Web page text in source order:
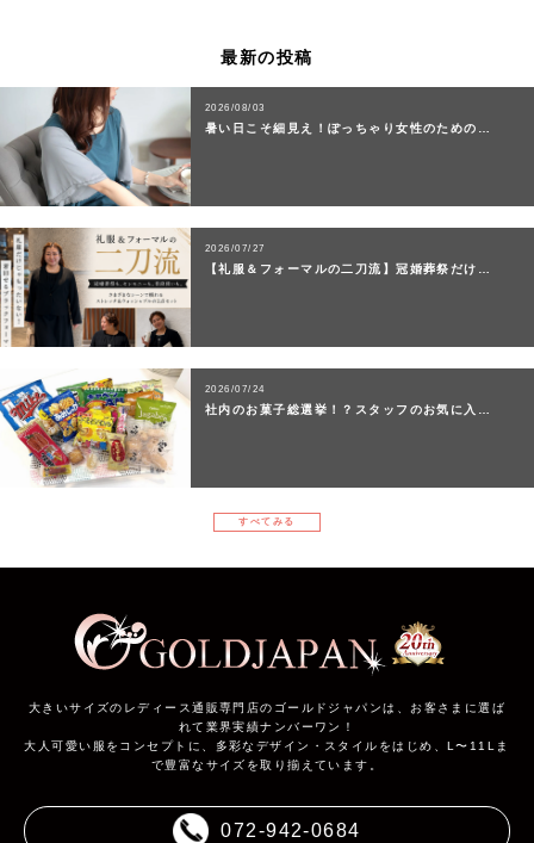
最新の投稿
2026/08/03
暑い日こそ細見え！ぽっちゃり女性のための…
2026/07/27
【礼服＆フォーマルの二刀流】冠婚葬祭だけ…
2026/07/24
社内のお菓子総選挙！？スタッフのお気に入…
すべてみる
大きいサイズのレディース通販専門店のゴールドジャパンは、お客さまに選ば
れて業界実績ナンバーワン！
大人可愛い服をコンセプトに、多彩なデザイン・スタイルをはじめ、L〜11Lま
で豊富なサイズを取り揃えています。
072-942-0684